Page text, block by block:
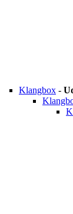
Klangbox -